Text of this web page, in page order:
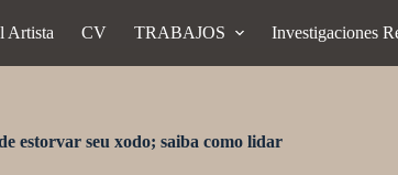
Artista CV TRABAJOS Investigaciones
estorvar seu xodo; saiba como lidar